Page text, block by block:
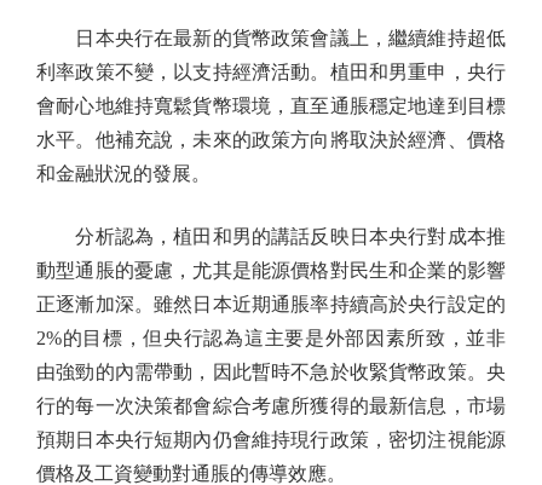
日本央行在最新的貨幣政策會議上，繼續維持超低
利率政策不變，以支持經濟活動。植田和男重申，央行
會耐心地維持寬鬆貨幣環境，直至通脹穩定地達到目標
水平。他補充說，未來的政策方向將取決於經濟、價格
和金融狀況的發展。
分析認為，植田和男的講話反映日本央行對成本推
動型通脹的憂慮，尤其是能源價格對民生和企業的影響
正逐漸加深。雖然日本近期通脹率持續高於央行設定的
2%的目標，但央行認為這主要是外部因素所致，並非
由強勁的內需帶動，因此暫時不急於收緊貨幣政策。央
行的每一次決策都會綜合考慮所獲得的最新信息，市場
預期日本央行短期內仍會維持現行政策，密切注視能源
價格及工資變動對通脹的傳導效應。